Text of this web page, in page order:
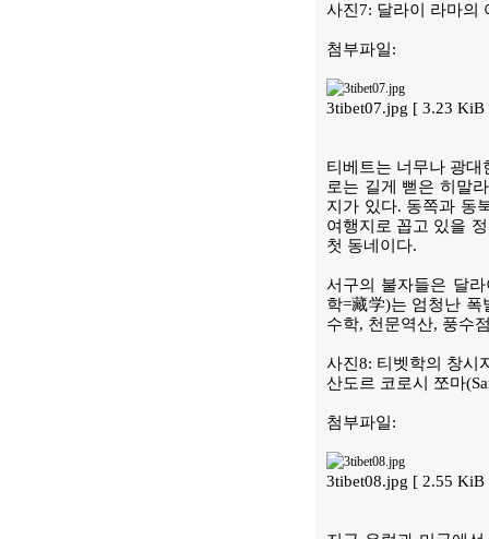
사진7: 달라이 라마의
첨부파일:
3tibet07.jpg [ 3.23
티베트는 너무나 광
로는 길게 뻗은 히말
지가 있다. 동쪽과 동
여행지로 꼽고 있을
첫 동네이다.
서구의 불자들은 달
학=藏学)는 엄청난 폭
수학, 천문역산, 풍수
사진8: 티벳학의 창시
산도르 코로시 쪼마
첨부파일:
3tibet08.jpg [ 2.55